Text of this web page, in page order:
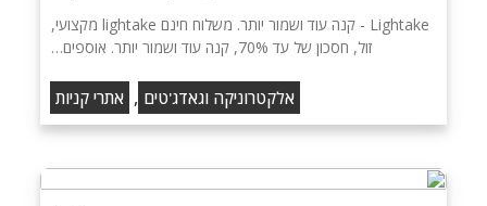
Lightake - קנה עוד ושמור יותר. משלוח חינם lightake מקצועי,
זול, חסכון של עד 70%, קנה עוד ושמור יותר. אוספים…
אלקטרוניקה וגאדג'טים , אתרי קניות